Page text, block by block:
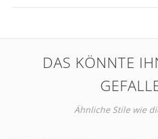
DAS KÖNNTE
Ähnliche Stile wie